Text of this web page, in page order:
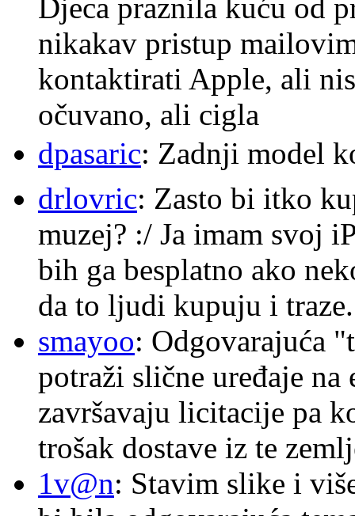
Djeca praznila kuću od
nikakav pristup
kontaktirati Apple, ali
očuvano, ali cigla
dpasaric: Zadnji model
drlovric: Zasto bi itko
muzej? :/ Ja imam svoj
bih ga besplatno ako
da to ljudi kupuju i traze.
smayoo: Odgovarajuća
potraži slične uređaje
završavaju licitacije pa
trošak dostave iz te
1v@n: Stavim slike i